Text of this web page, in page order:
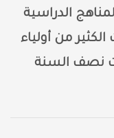
الدراسية
من أولياء
نصف السنة